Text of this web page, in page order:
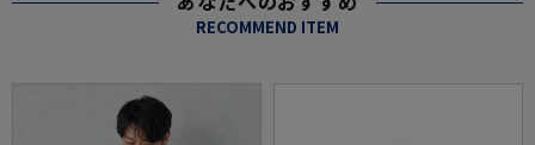
RECOMMEND ITEM